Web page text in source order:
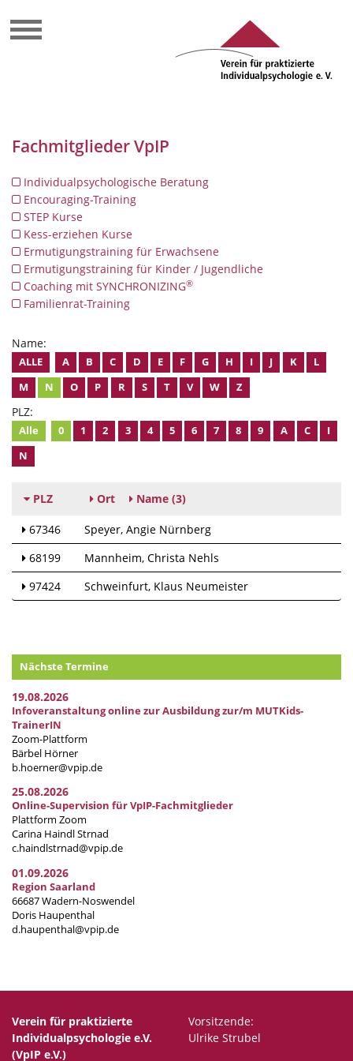
Fachmitglieder VpIP
Individualpsychologische Beratung
Encouraging-Training
STEP Kurse
Kess-erziehen Kurse
Ermutigungstraining für Erwachsene
Ermutigungstraining für Kinder / Jugendliche
Coaching mit SYNCHRONIZING®
Familienrat-Training
Name:
ALLE A B C D E F G H I J K
L
M
N O P R S T V W Z
PLZ:
Alle 0 1 2 3 4 5 6 7 8 9 A C
I
N
PLZ Ort Name (3)
67346 Speyer Angie Nürnberg
68199
Mannheim Christa Nehls
97424
Schweinfurt Klaus Neumeister
Nächste Termine
19.08.2026
Infoveranstaltung online zur Ausbildung zur/m MUTKids-
TrainerIN
Zoom-Plattform
Bärbel Hörner
b.hoerner@vpip.de
25.08.2026
Online-Supervision für VpIP-Fachmitglieder
Plattform Zoom
Carina Haindl Strnad
c.haindlstrnad@vpip.de
01.09.2026
Region Saarland
66687 Wadern-Noswendel
Doris Haupenthal
d.haupenthal@vpip.de
Verein für praktizierte
Individualpsychologie e.V.
(VpIP e.V.)
Vorsitzende:
Ulrike Strubel